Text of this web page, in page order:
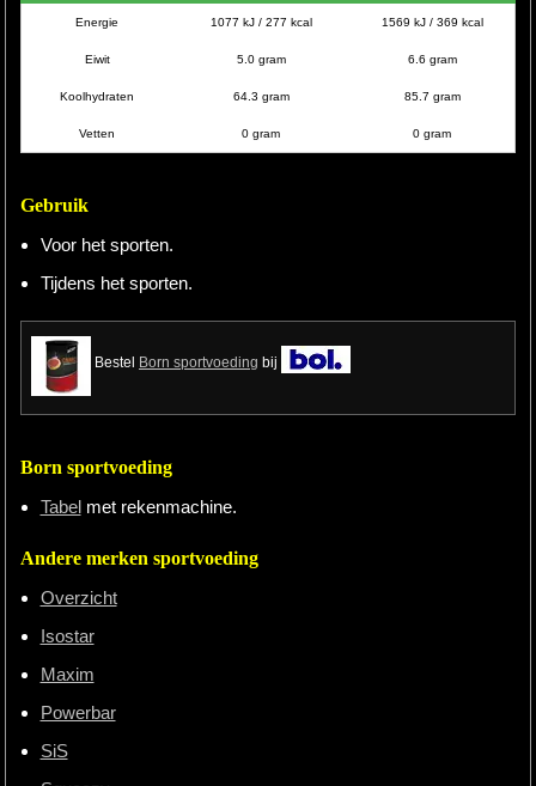
Energie 1077 kJ / 277 kcal 1569 kJ / 369 kcal
Eiwit 5.0 gram 6.6 gram
Koolhydraten 64.3 gram 85.7 gram
Vetten 0 gram 0 gram
Gebruik
Voor het sporten.
Tijdens het sporten.
Bestel Born sportvoeding bij
Born sportvoeding
Tabelmet rekenmachine.
Andere merken sportvoeding
Overzicht
Isostar
Maxim
Powerbar
SiS